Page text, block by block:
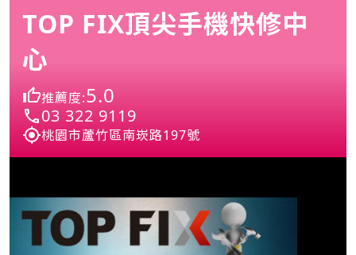
TOP FIX頂尖手機快修中
心
推薦度:5.0
03 322 9119
桃園市蘆竹區南崁路197號